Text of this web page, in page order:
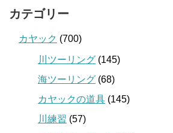
カテゴリー
カヤック (700)
川ツーリング (145)
海ツーリング (68)
カヤックの道具 (145)
川練習 (57)